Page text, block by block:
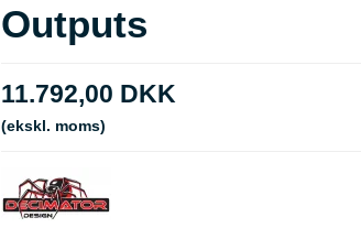
Outputs
11.792,00 DKK
(ekskl. moms)